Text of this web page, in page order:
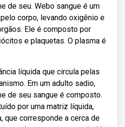
de seu. Webo sangue é um
corpo, levando oxigênio e
Ele é composto por
e plaquetas. O plasma é
líquida que circula pelas
Em um adulto sadio,
de seu sangue é composto.
por uma matriz líquida,
que corresponde a cerca de